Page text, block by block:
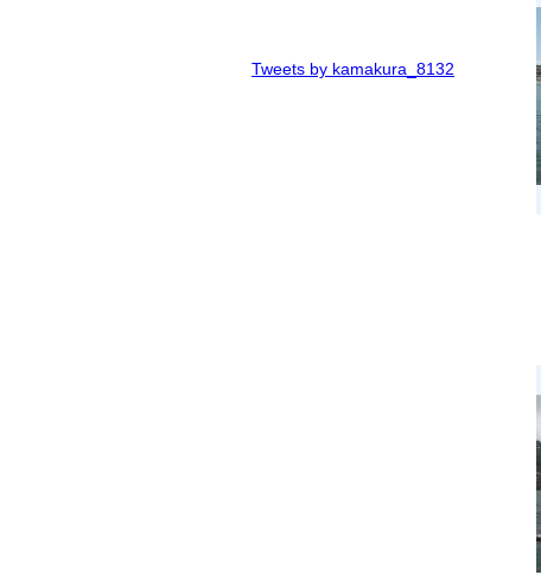
Tweets by kamakura_8132